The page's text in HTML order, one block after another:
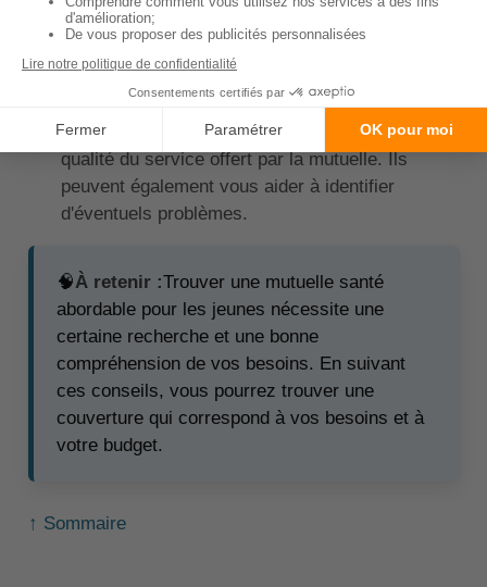
mutuelles proposent des réseaux de soins qui
offrent des tarifs préférentiels. Cela peut vous
aider à économiser sur vos dépenses de santé.
Consulter les avis clients :
Les avis des autres
clients peuvent vous donner une idée de la
qualité du service offert par la mutuelle. Ils
peuvent également vous aider à identifier
d'éventuels problèmes.
🧠À retenir :Trouver une mutuelle santé
abordable pour les jeunes nécessite une
certaine recherche et une bonne
compréhension de vos besoins. En suivant
ces conseils, vous pourrez trouver une
couverture qui correspond à vos besoins et à
votre budget.
↑ Sommaire